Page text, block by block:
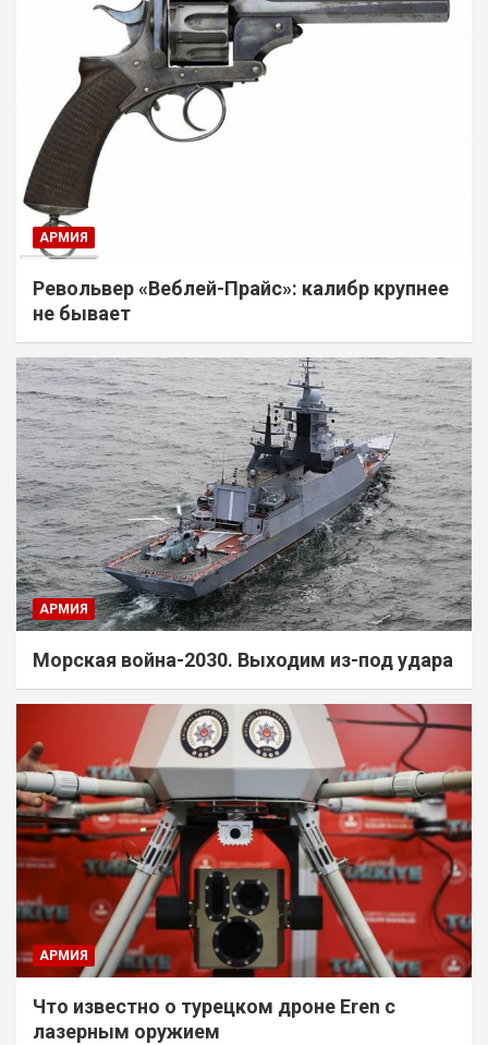
АРМИЯ
Револьвер «Веблей-Прайс»: калибр крупнее
не бывает
АРМИЯ
Морская война-2030. Выходим из-под удара
АРМИЯ
Что известно о турецком дроне Eren с
лазерным оружием